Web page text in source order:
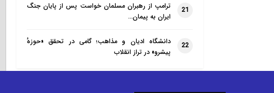
21
ترامپ از رهبران مسلمان خواست پس از پایان جنگ
ایران به پیمان…
22
دانشگاه ادیان و مذاهب؛ گامی در تحقق «حوزهٔ
پیشرو» در تراز انقلاب